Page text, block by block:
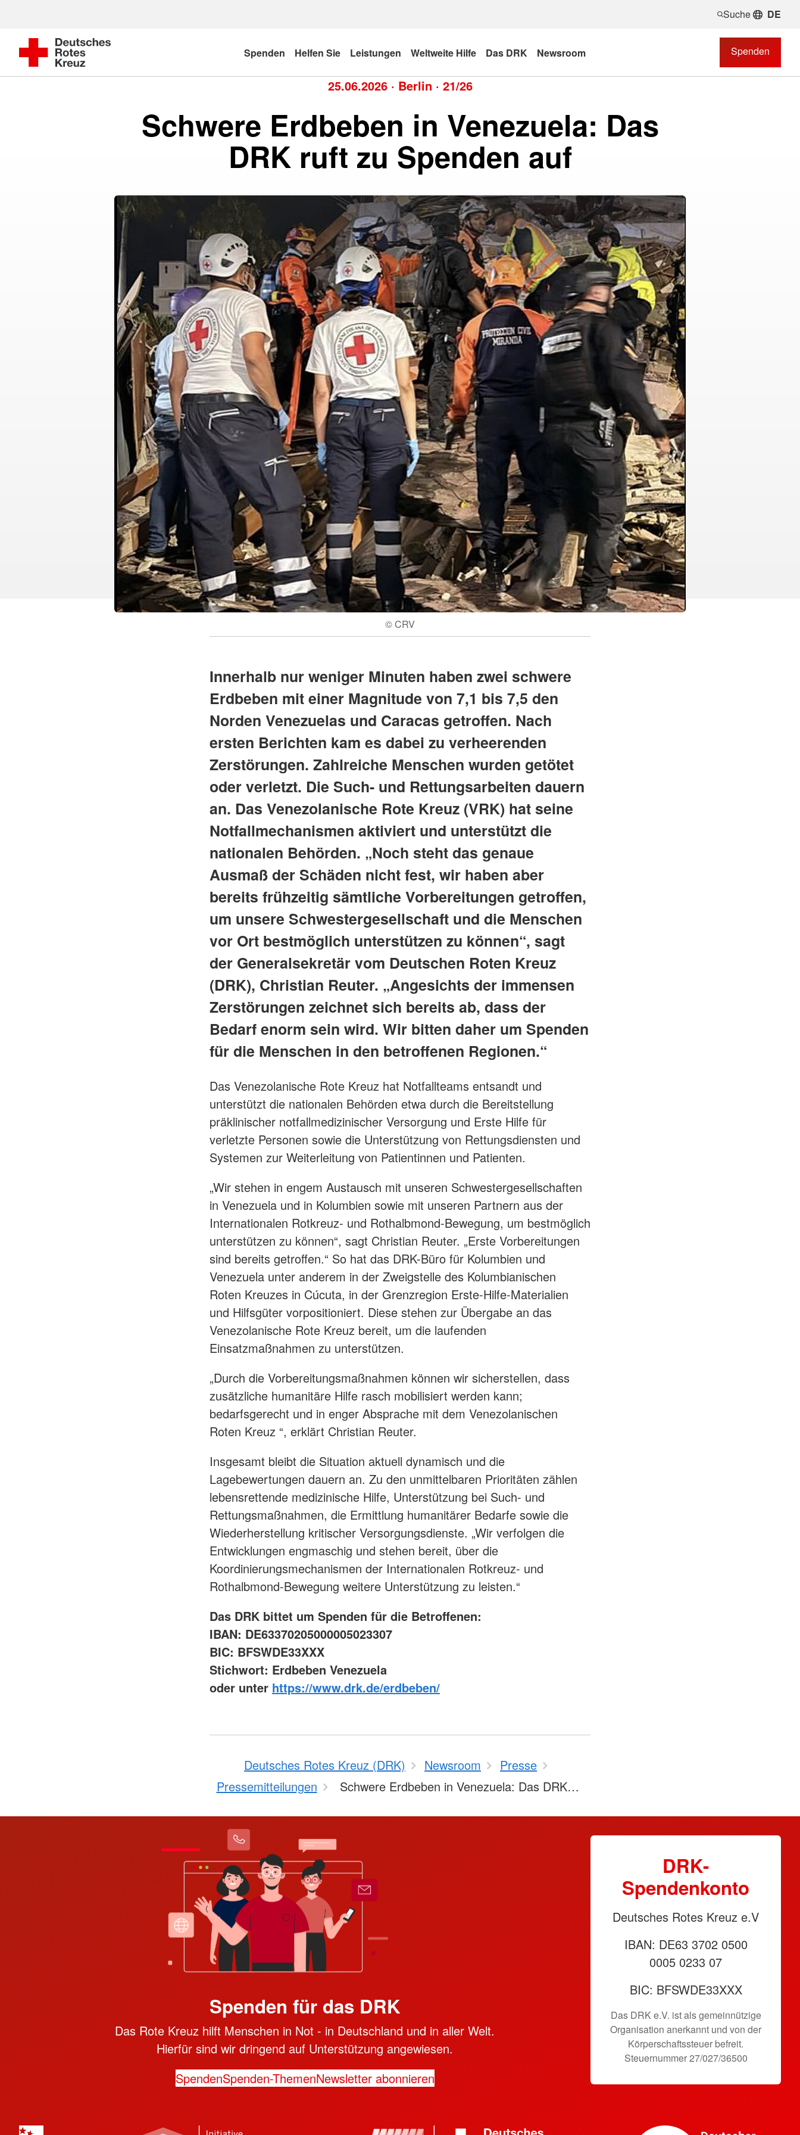
Suche DE
Spenden Helfen Sie Leistungen Weltweite Hilfe Das DRK Newsroom Spenden
25.06.2026 · Berlin · 21/26
Schwere Erdbeben in Venezuela: Das
DRK ruft zu Spenden auf
© CRV
Innerhalb nur weniger Minuten haben zwei schwere
Erdbeben mit einer Magnitude von 7,1 bis 7,5 den
Norden Venezuelas und Caracas getroffen. Nach
ersten Berichten kam es dabei zu verheerenden
Zerstörungen. Zahlreiche Menschen wurden getötet
oder verletzt. Die Such- und Rettungsarbeiten dauern
an. Das Venezolanische Rote Kreuz (VRK) hat seine
Notfallmechanismen aktiviert und unterstützt die
nationalen Behörden. „Noch steht das genaue
Ausmaß der Schäden nicht fest, wir haben aber
bereits frühzeitig sämtliche Vorbereitungen getroffen,
um unsere Schwestergesellschaft und die Menschen
vor Ort bestmöglich unterstützen zu können“, sagt
der Generalsekretär vom Deutschen Roten Kreuz
(DRK), Christian Reuter. „Angesichts der immensen
Zerstörungen zeichnet sich bereits ab, dass der
Bedarf enorm sein wird. Wir bitten daher um Spenden
für die Menschen in den betroffenen Regionen.“
Das Venezolanische Rote Kreuz hat Notfallteams entsandt und
unterstützt die nationalen Behörden etwa durch die Bereitstellung
präklinischer notfallmedizinischer Versorgung und Erste Hilfe für
verletzte Personen sowie die Unterstützung von Rettungsdiensten und
Systemen zur Weiterleitung von Patientinnen und Patienten.
„Wir stehen in engem Austausch mit unseren Schwestergesellschaften
in Venezuela und in Kolumbien sowie mit unseren Partnern aus der
Internationalen Rotkreuz- und Rothalbmond-Bewegung, um bestmöglich
unterstützen zu können“, sagt Christian Reuter. „Erste Vorbereitungen
sind bereits getroffen.“ So hat das DRK-Büro für Kolumbien und
Venezuela unter anderem in der Zweigstelle des Kolumbianischen
Roten Kreuzes in Cúcuta, in der Grenzregion Erste-Hilfe-Materialien
und Hilfsgüter vorpositioniert. Diese stehen zur Übergabe an das
Venezolanische Rote Kreuz bereit, um die laufenden
Einsatzmaßnahmen zu unterstützen.
„Durch die Vorbereitungsmaßnahmen können wir sicherstellen, dass
zusätzliche humanitäre Hilfe rasch mobilisiert werden kann;
bedarfsgerecht und in enger Absprache mit dem Venezolanischen
Roten Kreuz “, erklärt Christian Reuter.
Insgesamt bleibt die Situation aktuell dynamisch und die
Lagebewertungen dauern an. Zu den unmittelbaren Prioritäten zählen
lebensrettende medizinische Hilfe, Unterstützung bei Such- und
Rettungsmaßnahmen, die Ermittlung humanitärer Bedarfe sowie die
Wiederherstellung kritischer Versorgungsdienste. „Wir verfolgen die
Entwicklungen engmaschig und stehen bereit, über die
Koordinierungsmechanismen der Internationalen Rotkreuz- und
Rothalbmond-Bewegung weitere Unterstützung zu leisten.“
Das DRK bittet um Spenden für die Betroffenen:
IBAN: DE63370205000005023307
BIC: BFSWDE33XXX
Stichwort: Erdbeben Venezuela
oder unter https://www.drk.de/erdbeben/
Deutsches Rotes Kreuz (DRK) Newsroom
Presse
Pressemitteilungen
Schwere Erdbeben in Venezuela: Das DRK…
Spenden für das DRK
Das Rote Kreuz hilft Menschen in Not - in Deutschland und in aller Welt.
Hierfür sind wir dringend auf Unterstützung angewiesen.
SpendenSpenden-ThemenNewsletter abonnieren
DRK-
Spendenkonto
Deutsches Rotes Kreuz e.V
IBAN: DE63 3702 0500
0005 0233 07
BIC: BFSWDE33XXX
Das DRK e.V. ist als gemeinnützige
Organisation anerkannt und von der
Körperschaftssteuer befreit.
Steuernummer 27/027/36500